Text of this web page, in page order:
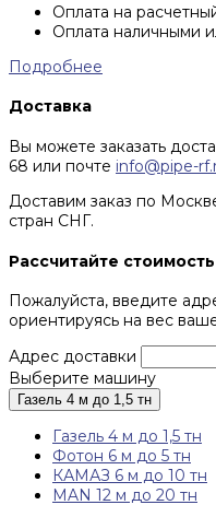
Оплата на
Оплата наличными
Подробнее
Доставка
Вы можете заказать
68 или почте info@pipe-
Доставим заказ по
стран СНГ.
Рассчитайте
Пожалуйста, введите
ориентируясь на вес
Адрес доставки
Выберите машину
Газель 4 м до 1,5 тн
Газель 4 м до 1,5 тн
Фотон 6 м до 5 тн
КАМАЗ 6 м до 10 тн
MAN 12 м до 20 тн